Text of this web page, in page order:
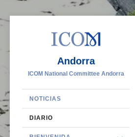
Andorra
ICOM National Committee Andorra
NOTICIAS
DIARIO